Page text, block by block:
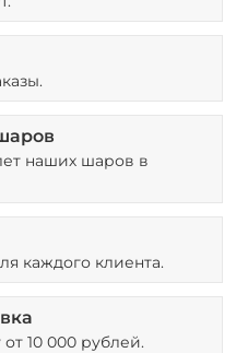
наших шаров в
каждого клиента.
10 000 рублей.